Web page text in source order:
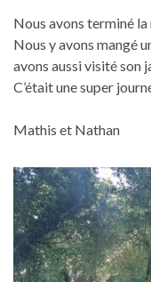
Nous avons terminé la
Nous y avons mangé
avons aussi visité son
C’était une super
Mathis et Nathan